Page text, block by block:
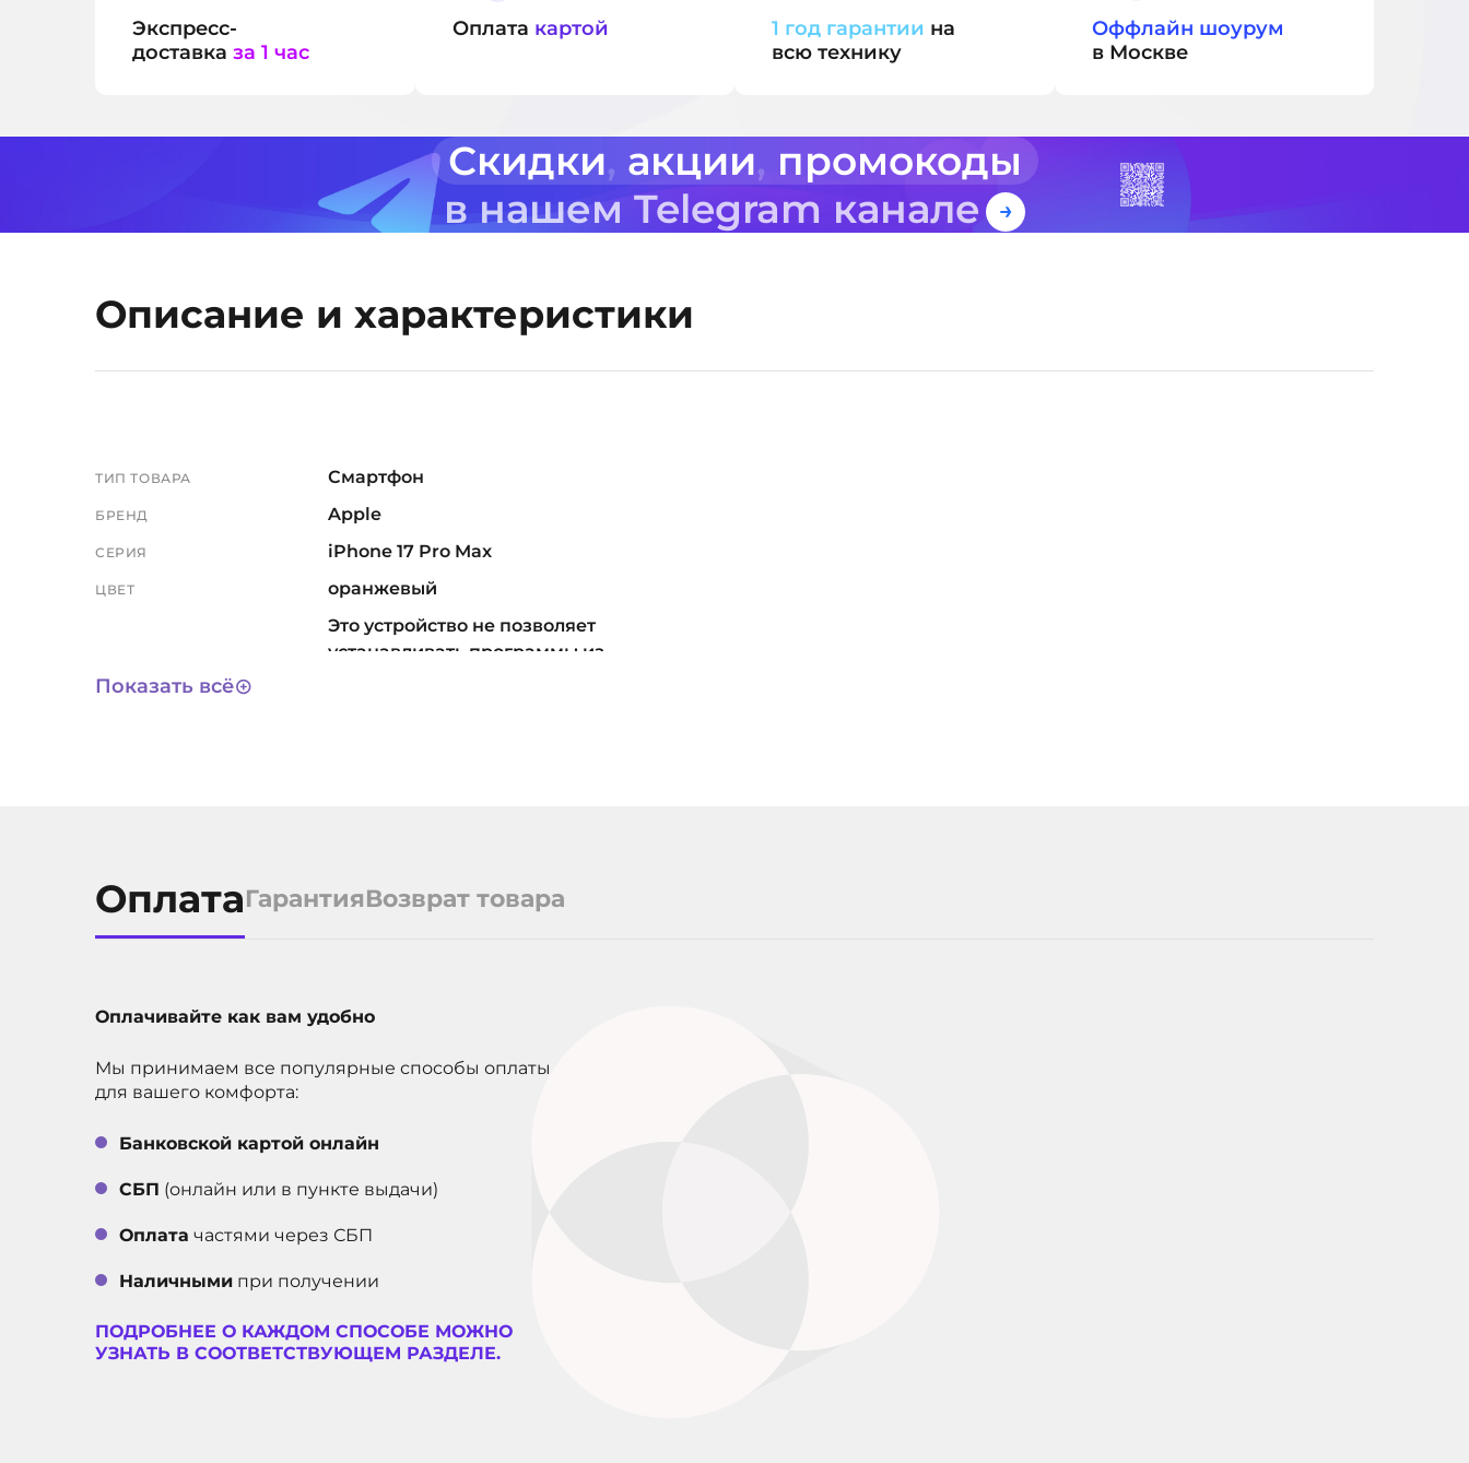
Экспресс-
доставка за 1 час
Оплата картой 1 год гарантии на
всю технику
Оффлайн шоурум
в Москве
Скидки, акции, промокоды
в нашем Telegram канале
Описание и характеристики
ТИП ТОВАРА Смартфон
БРЕНД Apple
СЕРИЯ iPhone 17 Pro Max
ЦВЕТ оранжевый
Это устройство не позволяет
устанавливать программы из
признается недостатком
(браком) товара. Пожалуйста,
ТИП СИМ-КАРТЫ SIM+eSIM
ВСТРОЕННАЯ ПАМЯТЬ
АРТИКУЛ 11590
Показать всё
ОплатаГарантияВозврат товара
Оплачивайте как вам удобно
Мы принимаем все популярные способы оплаты
для вашего комфорта:
Банковской картой онлайн
СБП (онлайн или в пункте выдачи)
Оплата частями через СБП
Наличными при получении
ПОДРОБНЕЕ О КАЖДОМ СПОСОБЕ МОЖНО
УЗНАТЬ В СООТВЕТСТВУЮЩЕМ РАЗДЕЛЕ.